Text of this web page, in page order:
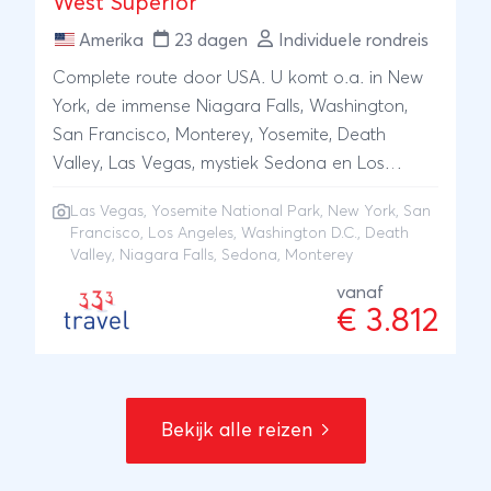
Amerika 23 dagen Individuele rondreis
Complete route door USA. U komt o.a. in New
York, de immense Niagara Falls, Washington,
San Francisco, Monterey, Yosemite, Death
Valley, Las Vegas, mystiek Sedona en Los
Las Vegas, Yosemite National Park, New York, San
Francisco, Los Angeles, Washington D.C., Death
Valley, Niagara Falls, Sedona, Monterey
vanaf
€ 3.812
Bekijk alle reizen